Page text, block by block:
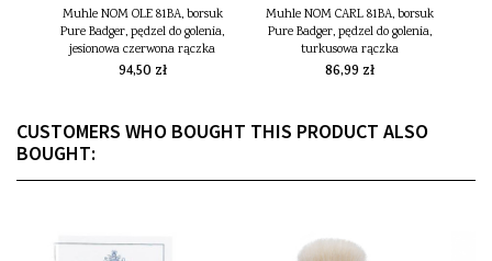
Muhle NOM OLE 81BA, borsuk
Pure Badger, pędzel do golenia,
jesionowa czerwona rączka
94,50 zł
Muhle NOM CARL 81BA, borsuk
Pure Badger, pędzel do golenia,
turkusowa rączka
86,99 zł
CUSTOMERS WHO BOUGHT THIS PRODUCT ALSO
BOUGHT: